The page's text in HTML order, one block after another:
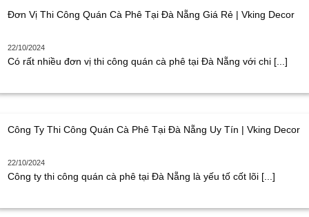
Đơn Vị Thi Công Quán Cà Phê Tại Đà Nẵng Giá Rẻ | Vking Decor
22/10/2024
Có rất nhiều đơn vị thi công quán cà phê tại Đà Nẵng với chi [...]
Công Ty Thi Công Quán Cà Phê Tại Đà Nẵng Uy Tín | Vking Decor
22/10/2024
Công ty thi công quán cà phê tại Đà Nẵng là yếu tố cốt lõi [...]